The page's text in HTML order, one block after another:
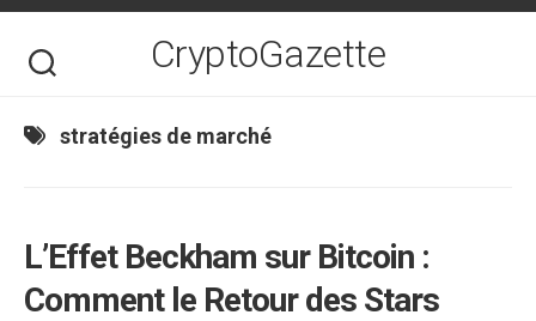
Skip
content
CryptoGazette
stratégies de marché
L’Effet Beckham sur Bitcoin :
Comment le Retour des Stars